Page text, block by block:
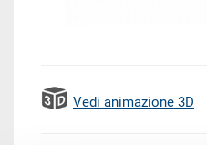
Vedi animazione 3D